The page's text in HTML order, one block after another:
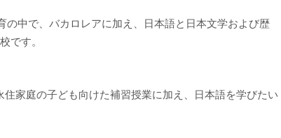
中で、バカロレアに加え、 日本語と日本文学および歴
です。
家庭の子ども向けた補習授業に加え、日本語を学びたい